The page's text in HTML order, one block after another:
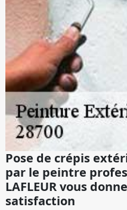
Pose de crépis
par le peintre
LAFLEUR vous
satisfaction